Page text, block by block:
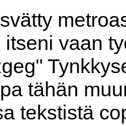
vaan
tähän
tekstistä